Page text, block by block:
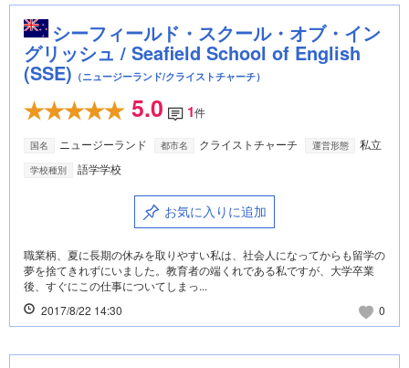
シーフィールド・スクール・オブ・イン
グリッシュ / Seafield School of English
(SSE) （ニュージーランド/クライストチャーチ）
5.0 1件
国名 ニュージーランド 都市名 クライストチャーチ 運営形態 私立
学校種別 語学学校
お気に入りに追加
職業柄、夏に長期の休みを取りやすい私は、社会人になってからも留学の
夢を捨てきれずにいました。教育者の端くれである私ですが、大学卒業
後、すぐにこの仕事についてしまっ...
2017/8/22 14:30
0